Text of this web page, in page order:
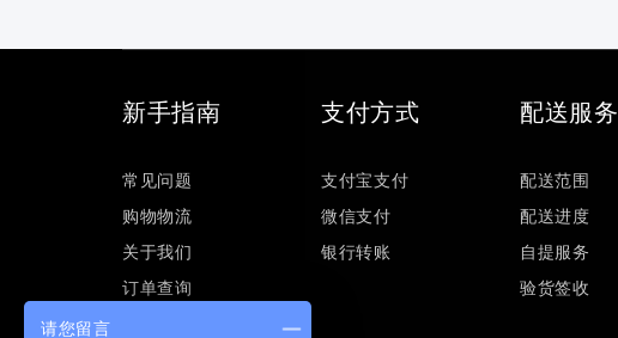
新手指南
常见问题
购物物流
关于我们
订单查询
支付方式
支付宝支付
微信支付
银行转账
配送服务
配送范围
配送进度
自提服务
验货签收
请您留言